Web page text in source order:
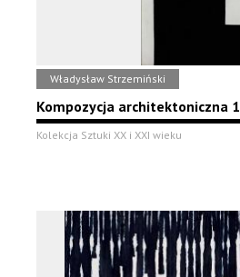
Władysław Strzemiński
Kompozycja architektoniczna 1
Kolekcja Sztuki XX i XXI wieku